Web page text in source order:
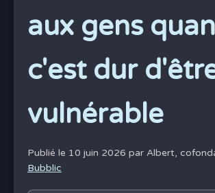
aux gens
c'est dur
vulnérable
Publié le 10 juin 2026 par Albert,
Bubblic